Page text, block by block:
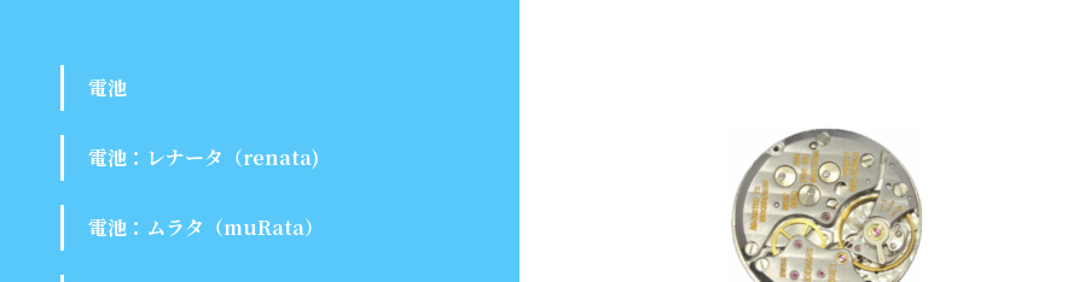
電池
電池：レナータ（renata)
電池：ムラタ（muRata）